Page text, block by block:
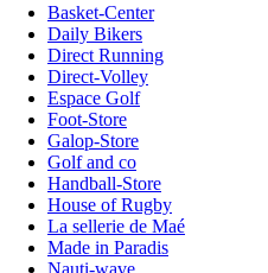
Basket-Center
Daily Bikers
Direct Running
Direct-Volley
Espace Golf
Foot-Store
Galop-Store
Golf and co
Handball-Store
House of Rugby
La sellerie de Maé
Made in Paradis
Nauti-wave